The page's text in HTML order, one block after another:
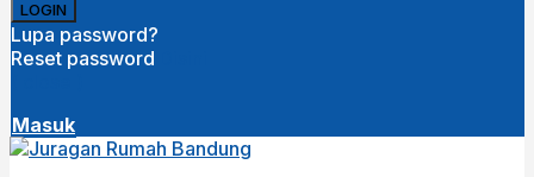
Lupa password?
Reset password
Masuk